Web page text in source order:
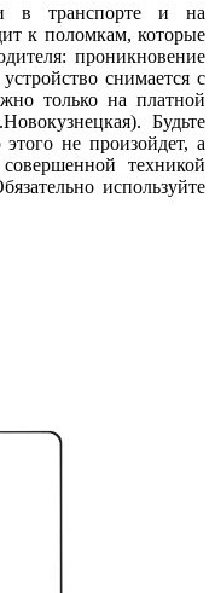
в транспорте и на
к поломкам, которые
проникновение
снимается с
только на платной
Будьте
не произойдет, а
техникой
используйте